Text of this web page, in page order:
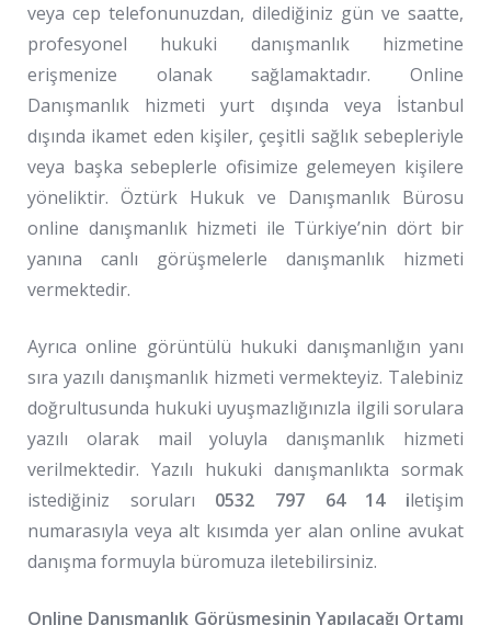
veya cep telefonunuzdan, dilediğiniz gün ve saatte,
profesyonel hukuki danışmanlık hizmetine
erişmenize olanak sağlamaktadır. Online
Danışmanlık hizmeti yurt dışında veya İstanbul
dışında ikamet eden kişiler, çeşitli sağlık sebepleriyle
veya başka sebeplerle ofisimize gelemeyen kişilere
yöneliktir.Öztürk Hukuk ve Danışmanlık Bürosu
online danışmanlık hizmeti ile Türkiye’nin dört bir
yanına canlı görüşmelerle danışmanlık hizmeti
vermektedir.
Ayrıca online görüntülü hukuki danışmanlığın yanı
sıra yazılı danışmanlık hizmeti vermekteyiz. Talebiniz
doğrultusunda hukuki uyuşmazlığınızla ilgili sorulara
yazılı olarak mail yoluyla danışmanlık hizmeti
verilmektedir. Yazılı hukuki danışmanlıkta sormak
istediğiniz soruları 0532 797 64 14 iletişim
numarasıyla veya alt kısımda yer alan online avukat
danışma formuyla büromuza iletebilirsiniz.
Online Danışmanlık Görüşmesinin Yapılacağı Ortamı